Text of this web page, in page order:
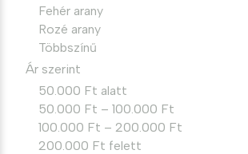
Fehér arany
Rozé arany
Többszínű
Ár szerint
50.000 Ft alatt
50.000 Ft – 100.000 Ft
100.000 Ft – 200.000 Ft
200.000 Ft felett